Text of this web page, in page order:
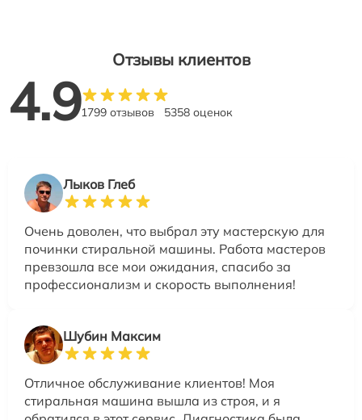
Отзывы клиентов
4.91799 отзывов 5358 оценок
Лыков Глеб
Очень доволен, что выбрал эту мастерскую для
починки стиральной машины. Работа мастеров
превзошла все мои ожидания, спасибо за
профессионализм и скорость выполнения!
Шубин Максим
Отличное обслуживание клиентов! Моя
стиральная машина вышла из строя, и я